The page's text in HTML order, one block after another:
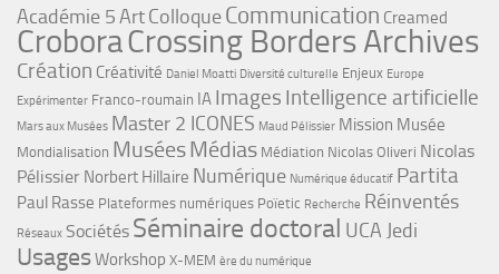
Académie 5ArtColloqueCommunication Creamed
CroboraCrossing Borders Archives
Création Créativité Daniel Moatti Diversité culturelle Enjeux Europe
Expérimenter Franco-roumain IA Images Intelligence artificielle
Mars aux Musées Master 2 ICONES Maud Pélissier Mission Musée
Mondialisation MuséesMédias Médiation Nicolas Oliveri Nicolas
Pélissier Norbert Hillaire Numérique Numérique éducatif Partita
Paul Rasse Plateformes numériques Poïetic Recherche Réinventés
Réseaux Sociétés Séminaire doctoral UCA Jedi
UsagesWorkshop X-MEM ère du numérique